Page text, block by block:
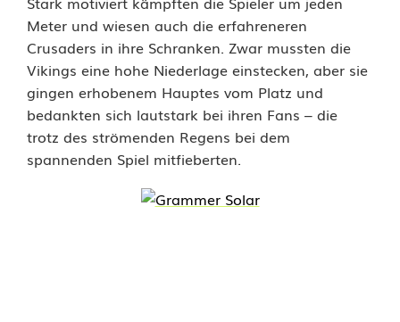
h
o
c
h
m
Meter und wiesen auch die erfahreneren
Crusaders in ihre Schranken. Zwar mussten die
Vikings eine hohe Niederlage einstecken, aber sie
gingen erhobenem Hauptes vom Platz und
bedankten sich lautstark bei ihren Fans – die
trotz des strömenden Regens bei dem
spannenden Spiel mitfieberten.